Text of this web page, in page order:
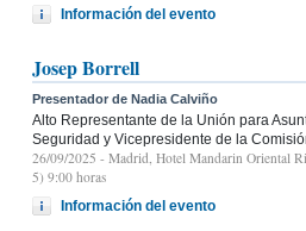
Información del evento
Josep Borrell
Presentador de Nadia Calviño
Alto Representante de la Unión para
Seguridad y Vicepresidente de la
26/09/2025 - Madrid, Hotel Mandarin Oriental
5) 9:00 horas
Información del evento